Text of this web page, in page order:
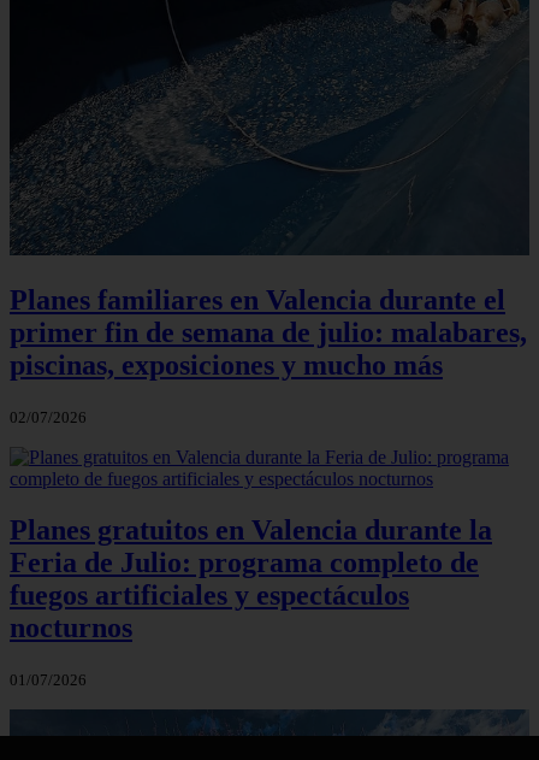
Planes familiares en Valencia durante el
primer fin de semana de julio: malabares,
piscinas, exposiciones y mucho más
02/07/2026
Planes gratuitos en Valencia durante la
Feria de Julio: programa completo de
fuegos artificiales y espectáculos
nocturnos
01/07/2026